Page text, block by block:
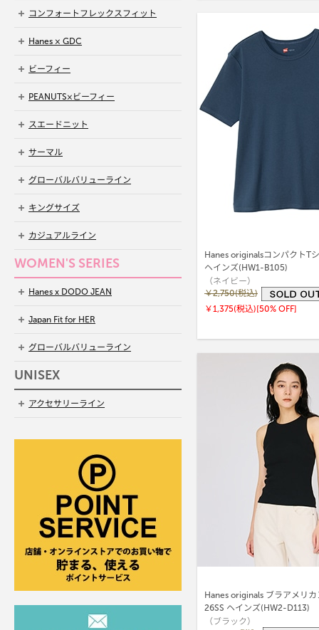
Hanes originalsコンパクトT
ヘインズ(HW1-B105)
（ネイビー）
￥2,750(税込)
￥1,375(税込)[50% OFF]
Hanes originals ブラアメリ
26SS ヘインズ(HW2-D113)
（ブラック）
コンフォートフレックスフィット
Hanes × GDC
ビーフィー
PEANUTS×ビーフィー
スエードニット
サーマル
グローバルバリューライン
キングサイズ
カジュアルライン
WOMEN'S SERIES
Hanes x DODO JEAN
Japan Fit for HER
グローバルバリューライン
UNISEX
アクセサリーライン